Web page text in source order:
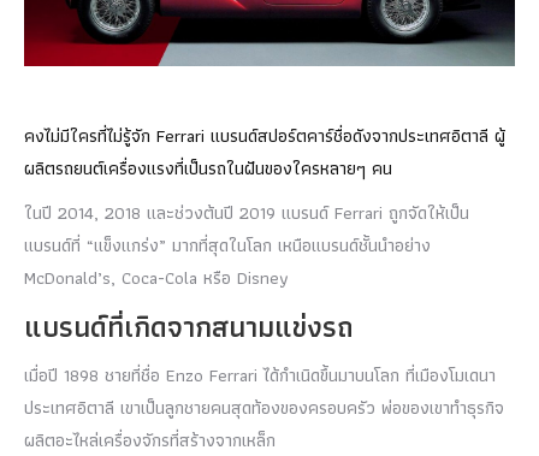
คงไม่มีใครที่ไม่รู้จัก Ferrari แบรนด์สปอร์ตคาร์ชื่อดังจากประเทศอิตาลี ผู้
ผลิตรถยนต์เครื่องแรงที่เป็นรถในฝันของใครหลายๆ คน
ในปี 2014, 2018 และช่วงต้นปี 2019 แบรนด์ Ferrari ถูกจัดให้เป็น
แบรนด์ที่ “แข็งแกร่ง” มากที่สุดในโลก เหนือแบรนด์ชั้นนำอย่าง
McDonald’s, Coca-Cola หรือ Disney
แบรนด์ที่เกิดจากสนามแข่งรถ
เมื่อปี 1898 ชายที่ชื่อ Enzo Ferrari ได้กำเนิดขึ้นมาบนโลก ที่เมืองโมเดนา
ประเทศอิตาลี เขาเป็นลูกชายคนสุดท้องของครอบครัว พ่อของเขาทำธุรกิจ
ผลิตอะไหล่เครื่องจักรที่สร้างจากเหล็ก